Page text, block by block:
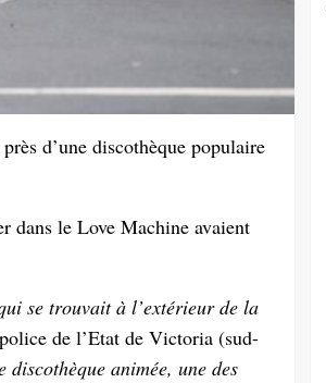
d’une discothèque populaire
dans le Love Machine avaient
se trouvait à l’extérieur de la
de l’Etat de Victoria (sud-
discothèque animée, une des